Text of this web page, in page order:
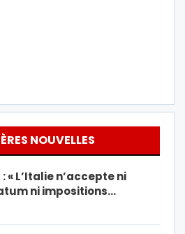
NOUVELLES
« L’Italie n’accepte ni
ni impositions…